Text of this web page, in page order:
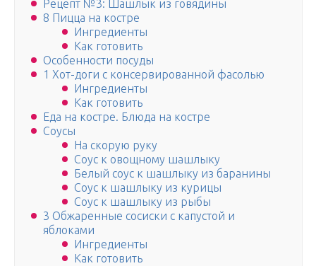
Рецепт №3: Шашлык из говядины
8 Пицца на костре
Ингредиенты
Как готовить
Особенности посуды
1 Хот-доги с консервированной фасолью
Ингредиенты
Как готовить
Еда на костре. Блюда на костре
Соусы
На скорую руку
Соус к овощному шашлыку
Белый соус к шашлыку из баранины
Соус к шашлыку из курицы
Соус к шашлыку из рыбы
3 Обжаренные сосиски с капустой и
яблоками
Ингредиенты
Как готовить